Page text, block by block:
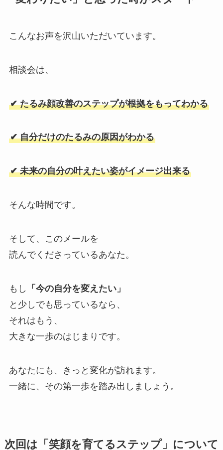
こんなお声を沢山いただいています。
相談会は、
✔ たるみ顔改善のステップが根拠をもってわかる
✔ 自分だけのたるみの原因がわかる
✔ 未来の自分の叶えたい姿がイメージ出来る
そんな時間です。
そして、このメールを
読んでくださっているあなた。
もし
「今の自分を変えたい」
と少しでも思っているなら、
それはもう、
大きな一歩のはじまりです。
あなたにも、きっと変化が訪れます。
一緒に、その第一歩を踏み出しましょう。
次回は「笑顔を育てるステップ」について